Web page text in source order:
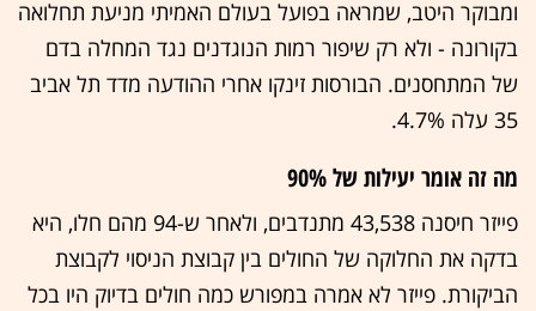
ומבוקר היטב, שמראה בפועל בעולם האמיתי מניעת תחלואה
בקורונה - ולא רק שיפור רמות הנוגדנים נגד המחלה בדם
של המתחסנים. הבורסות זינקו אחרי ההודעה מדד תל אביב
35 עלה 4.7%.
מה זה אומר יעילות של 90%
פייזר חיסנה 43,538 מתנדבים, ולאחר ש-94 מהם חלו, היא
בדקה את החלוקה של החולים בין קבוצת הניסוי לקבוצת
הביקורת. פייזר לא אמרה במפורש כמה חולים בדיוק היו בכל